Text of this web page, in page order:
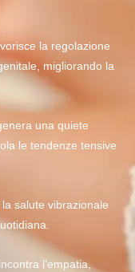
la regolazione
migliorando la
una quiete
le tendenze tensive
salute vibrazionale
l’empatia,